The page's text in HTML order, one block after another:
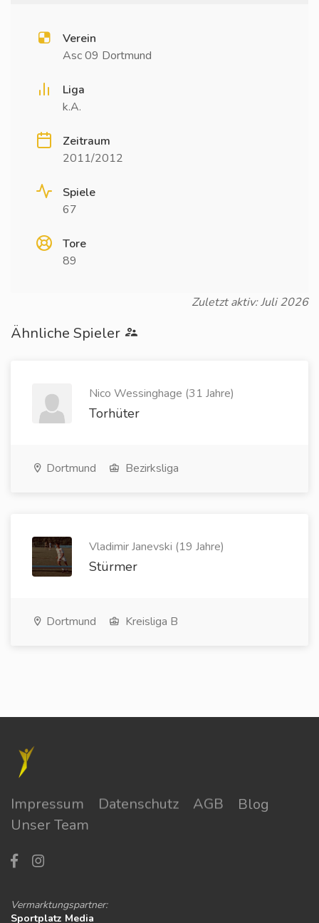
Verein
Asc 09 Dortmund
Liga
k.A.
Zeitraum
2011/2012
Spiele
67
Tore
89
Zuletzt aktiv: Juli 2026
Ähnliche Spieler
Nico Wessinghage (31 Jahre)
Torhüter
Dortmund Bezirksliga
Vladimir Janevski (19 Jahre)
Stürmer
Dortmund Kreisliga B
Impressum Datenschutz AGB
Blog
Unser Team
Vermarktungspartner:
Sportplatz Media